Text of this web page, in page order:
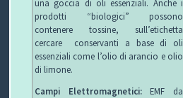
una goccia di oli essenziali. Anche i
prodotti “biologici” possono
contenere tossine, sull’etichetta
cercare conservanti a base di oli
essenziali come l’olio di arancio e olio
di limone.
Campi Elettromagnetici:EMF da